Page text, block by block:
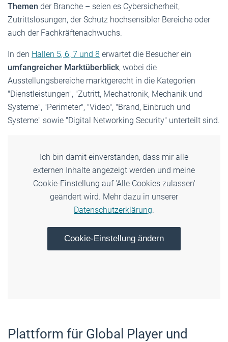
Themen der Branche – seien es Cybersicherheit,
Zutrittslösungen, der Schutz hochsensibler Bereiche oder
auch der Fachkräftenachwuchs.
In den Hallen 5, 6, 7 und 8 erwartet die Besucher ein
umfangreicher Marktüberblick, wobei die
Ausstellungsbereiche marktgerecht in die Kategorien
"Dienstleistungen", "Zutritt, Mechatronik, Mechanik und
Systeme", "Perimeter", "Video", "Brand, Einbruch und
Systeme" sowie "Digital Networking Security" unterteilt sind.
Ich bin damit einverstanden, dass mir alle
externen Inhalte angezeigt werden und meine
Cookie-Einstellung auf 'Alle Cookies zulassen'
geändert wird. Mehr dazu in unserer
Datenschutzerklärung.
Cookie-Einstellung ändern
Plattform für Global Player und